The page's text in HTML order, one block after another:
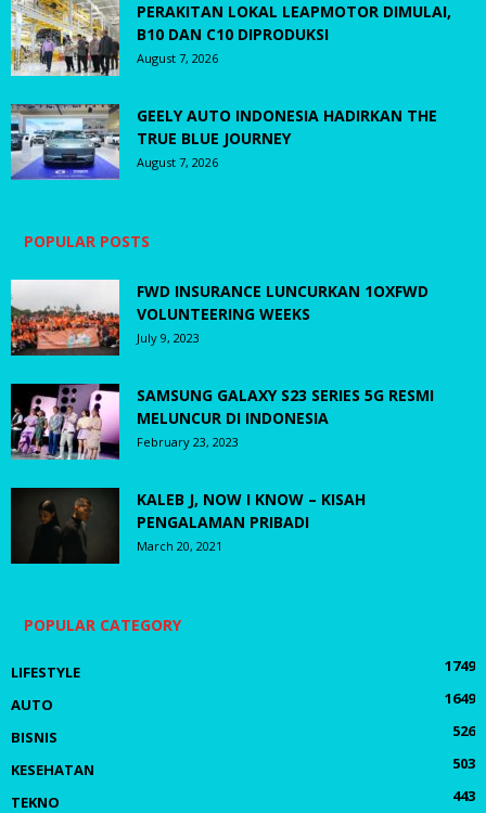
PERAKITAN LOKAL LEAPMOTOR DIMULAI,
B10 DAN C10 DIPRODUKSI
August 7, 2026
GEELY AUTO INDONESIA HADIRKAN THE
TRUE BLUE JOURNEY
August 7, 2026
POPULAR POSTS
FWD INSURANCE LUNCURKAN 1OXFWD
VOLUNTEERING WEEKS
July 9, 2023
SAMSUNG GALAXY S23 SERIES 5G RESMI
MELUNCUR DI INDONESIA
February 23, 2023
KALEB J, NOW I KNOW – KISAH
PENGALAMAN PRIBADI
March 20, 2021
POPULAR CATEGORY
LIFESTYLE
1749
AUTO
1649
BISNIS
526
KESEHATAN
503
TEKNO
443